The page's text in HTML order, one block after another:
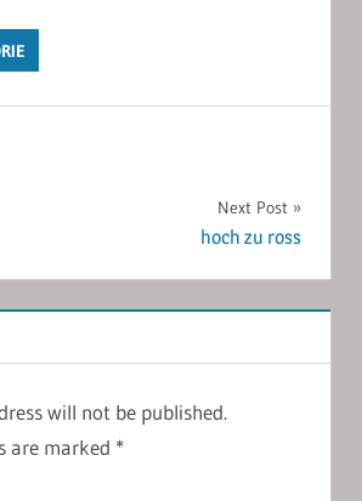
Next Post
hoch zu ross
will not be published.
are marked *